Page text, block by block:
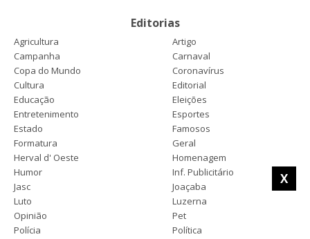
X
Editorias
Agricultura
Artigo
Campanha
Carnaval
Copa do Mundo
Coronavírus
Cultura
Editorial
Educação
Eleições
Entretenimento
Esportes
Estado
Famosos
Formatura
Geral
Herval d' Oeste
Homenagem
Humor
Inf. Publicitário
Jasc
Joaçaba
Luto
Luzerna
Opinião
Pet
Polícia
Política